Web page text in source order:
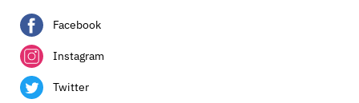
Facebook
Instagram
Twitter